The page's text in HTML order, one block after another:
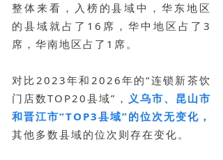
整体来看，入榜的县域中，华东地区
的县域就占了16席，华中地区占了3
席，华南地区占了1席。
对比2023年和2026年的“连锁新茶饮
门店数TOP20县域”， 义乌市、昆山市
和晋江市“TOP3县域”的位次无变化，
其他多数县域的位次则存在变化。